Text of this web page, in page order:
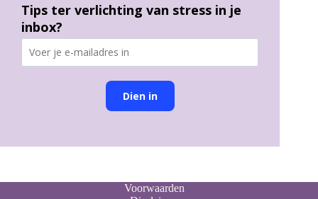
Tips ter verlichting van stress in je
inbox?
Dien in
Voorwaarden